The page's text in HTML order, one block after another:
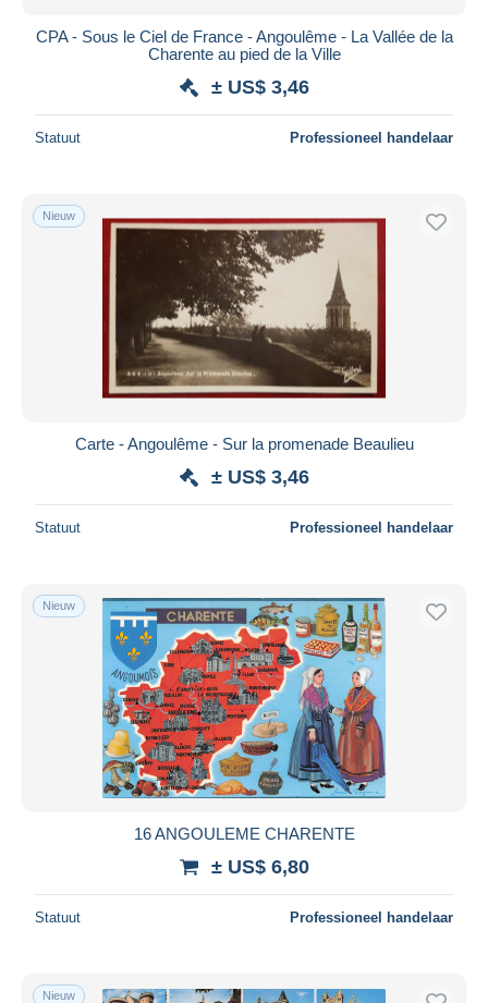
CPA - Sous le Ciel de France - Angoulême - La Vallée de la
Charente au pied de la Ville
± US$ 3,46
Statuut Professioneel handelaar
Nieuw
Carte - Angoulême - Sur la promenade Beaulieu
± US$ 3,46
Statuut Professioneel handelaar
Nieuw
16 ANGOULEME CHARENTE
± US$ 6,80
Statuut Professioneel handelaar
Nieuw